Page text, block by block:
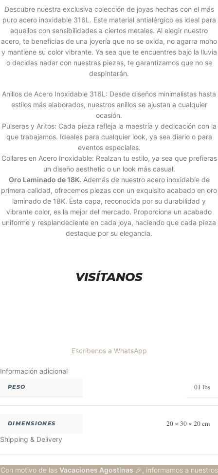
Descubre nuestra exclusiva colección de joyas hechas con el más
puro acero inoxidable 316L. Este material antialérgico es ideal para
aquellos con sensibilidades a ciertos metales. Al elegir nuestro
acero, te beneficias de una joyería que no se oxida, no agarra moho
y mantiene su color vibrante. Ya sea que te encuentres bajo la lluvia
o decidas nadar con nuestras piezas, te garantizamos que no se
despintarán.
Anillos de Acero Inoxidable 316L: Desde diseños minimalistas hasta
estilos más elaborados, nuestros anillos se ajustan a cualquier
ocasión.
Pulseras y Aritos: Cada pieza refleja la maestría y dedicación con la
que trabajamos. Ideales para cualquier look, ya sea diario o para
eventos especiales.
Collares en Acero Inoxidable: Realzan tu estilo, ya sea que prefieras
un diseño aesthetic o un look más casual.
Oro Laminado de 18K. Además de nuestro acero inoxidable de
primera calidad, ofrecemos piezas con un exquisito acabado en oro
laminado de 18K. Esta capa, reconocida por su durabilidad y
vibrante color, es la mejor del mercado. Proporciona un acabado
uniforme y resplandeciente en cada joya, haciendo que cada pieza
destaque por su elegancia.
VISÍTANOS
Escríbenos a WhatsApp
Información adicional
PESO 01 lbs
DIMENSIONES 20 × 30 × 20 cm
Shipping & Delivery
Con motivo de las Vacaciones Agostinas 🎉, informamos a nuestros